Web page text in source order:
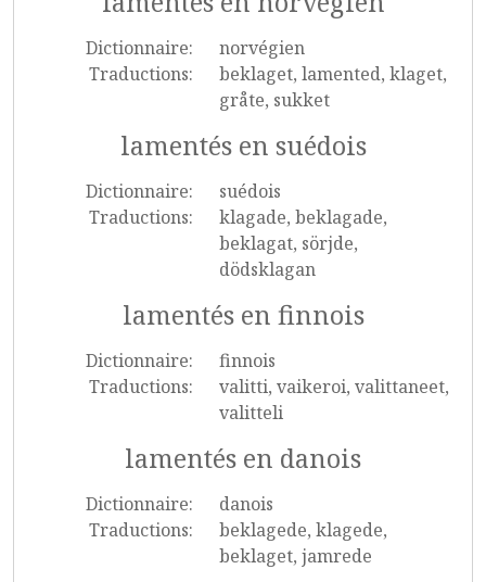
Dictionnaire:
norvégien
Traductions:
beklaget, lamented, klaget,
gråte, sukket
lamentés en suédois
Dictionnaire:
suédois
Traductions:
klagade, beklagade,
beklagat, sörjde,
dödsklagan
lamentés en finnois
Dictionnaire:
finnois
Traductions:
valitti, vaikeroi, valittaneet,
valitteli
lamentés en danois
Dictionnaire:
danois
Traductions:
beklagede, klagede,
beklaget, jamrede